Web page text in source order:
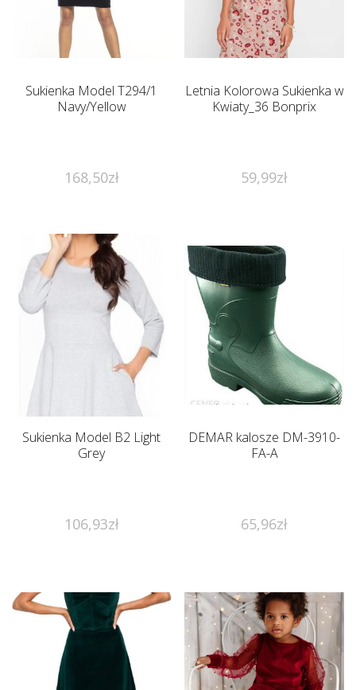
Sukienka Model T294/1
Navy/Yellow
168,50zł
Letnia Kolorowa Sukienka w
Kwiaty_36 Bonprix
59,99zł
Sukienka Model B2 Light
Grey
106,93zł
DEMAR kalosze DM-3910-
FA-A
65,96zł